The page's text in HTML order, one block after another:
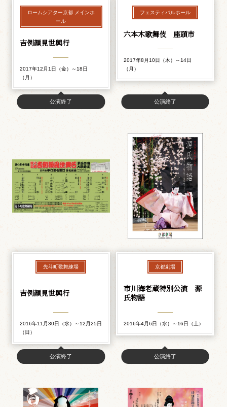
ロームシアター京都 メインホ
ール
吉例顔見世興行
2017年12月1日（金）～18日
（月）
公演終了
フェスティバルホール
六本木歌舞伎 座頭市
2017年8月10日（木）～14日
（月）
公演終了
先斗町歌舞練場
吉例顔見世興行
2016年11月30日（水）～12月25日
（日）
公演終了
京都劇場
市川海老蔵特別公演 源
氏物語
2016年4月6日（水）～16日（土）
公演終了